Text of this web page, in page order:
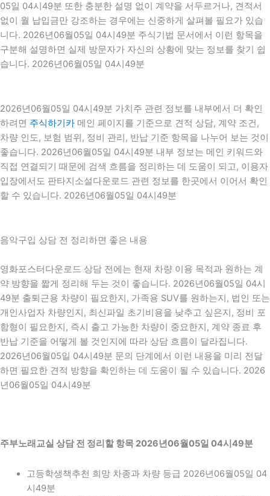
05일 04시49분 또한 충분한 설명 없이 계약을 서두르거나, 견적서
없이 월 납입금만 강조하는 경우에는 신중하게 살펴볼 필요가 있습
니다. 2026년06월05일 04시49분 주식기법 문서에서 이런 항목을
구분해 설명하면 실제 방문자가 자신의 상황에 맞는 정보를 찾기 쉽
습니다. 2026년06월05일 04시49분
2026년06월05일 04시49분 가치주 관련 정보를 내부에서 더 확인
하려면 주식하기카 메인 페이지를 기준으로 견적 상담, 계약 조건,
차량 인도, 보험 범위, 정비 관리, 반납 기준 항목을 나누어 보는 것이
좋습니다. 2026년06월05일 04시49분 내부 정보는 메인 키워드와
직접 연결되기 때문에 검색 흐름을 정리하는 데 도움이 되고, 이용자
입장에서도 판타지소설다운로드 관련 정보를 한곳에서 이어서 확인
할 수 있습니다. 2026년06월05일 04시49분
음악구입 상담 전 정리하면 좋은 내용
영화포스터다운로드 상담 전에는 현재 차량 이용 목적과 원하는 계
약 방향을 짧게 정리해 두는 것이 좋습니다. 2026년06월05일 04시
49분 출퇴근용 차량이 필요한지, 가족용 SUV를 원하는지, 법인 또는
개인사업자 차량인지, 최신파일 초기비용을 낮추고 싶은지, 정비 포
함형이 필요한지, 즉시 출고 가능한 차량이 중요한지, 계약 종료 후
반납 기준을 어떻게 볼 것인지에 따라 상담 흐름이 달라집니다.
2026년06월05일 04시49분 문의 단계에서 이런 내용을 미리 전달
하면 필요한 견적 방향을 확인하는 데 도움이 될 수 있습니다. 2026
년06월05일 04시49분
주부노래교실 상담 전 정리할 항목 2026년06월05일 04시49분
고등학생책추천 희망 차종과 차량 등급 2026년06월05일 04
시49분